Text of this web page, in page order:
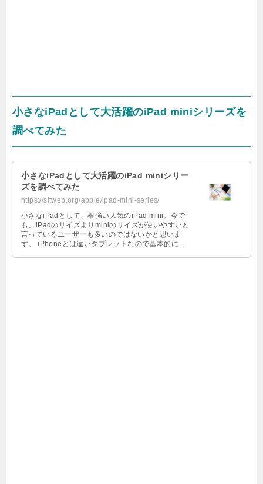
小さなiPadとして大活躍のiPad miniシリーズを
調べてみた
小さなiPadとして大活躍のiPad miniシリー
ズを調べてみた
https://sltweb.org/apple/ipad-mini-series/
小さなiPadとして、根強い人気のiPad mini。今で
も、iPadのサイズよりminiのサイズが使いやすいと
言っているユーザーも多いのではないかと思いま
す。 iPhoneとは違いタブレットなので基本的には